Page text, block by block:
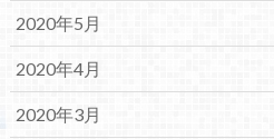
2020年5月
2020年4月
2020年3月